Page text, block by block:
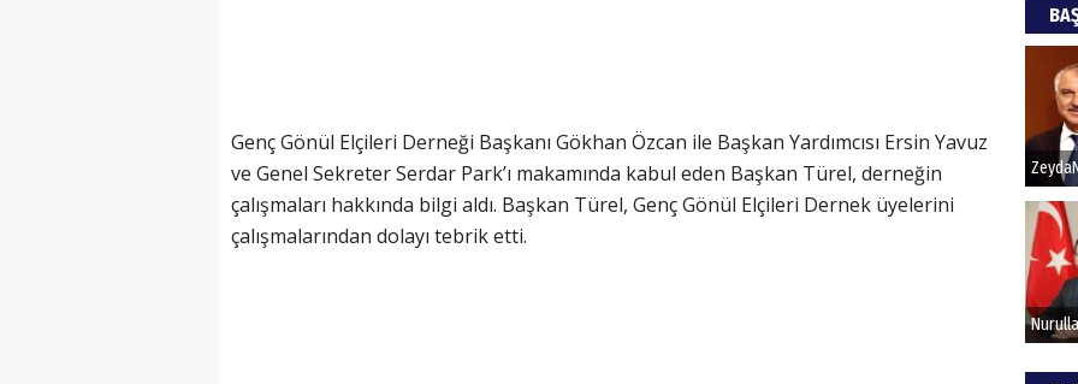
Genç Gönül Elçileri Derneği Başkanı Gökhan Özcan ile Başkan Yardımcısı Ersin Yavuz
ve Genel Sekreter Serdar Park’ı makamında kabul eden Başkan Türel, derneğin
çalışmaları hakkında bilgi aldı. Başkan Türel, Genç Gönül Elçileri Dernek üyelerini
çalışmalarından dolayı tebrik etti.
Bu